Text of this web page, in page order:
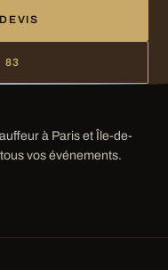
83
à Paris et Île-de-
vos événements.